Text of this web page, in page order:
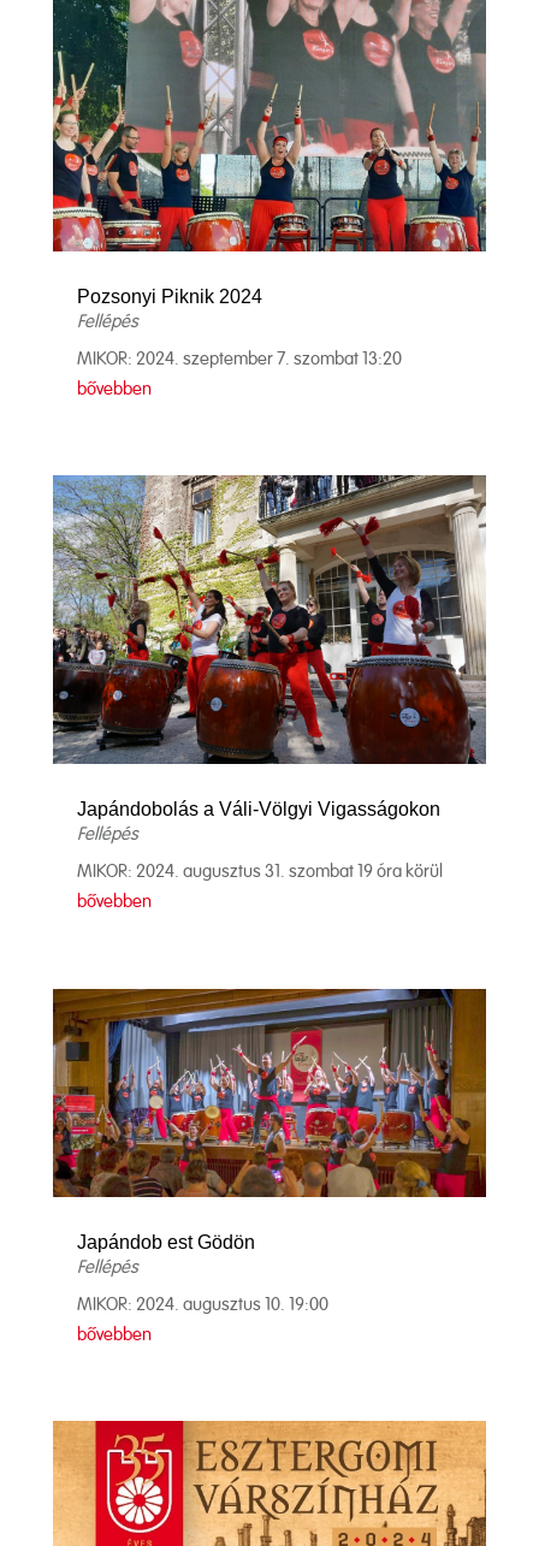
Pozsonyi Piknik 2024
Fellépés
MIKOR: 2024. szeptember 7. szombat 13:20
bővebben
Japándobolás a Váli-Völgyi Vigasságokon
Fellépés
MIKOR: 2024. augusztus 31. szombat 19 óra körül
bővebben
Japándob est Gödön
Fellépés
MIKOR: 2024. augusztus 10. 19:00
bővebben